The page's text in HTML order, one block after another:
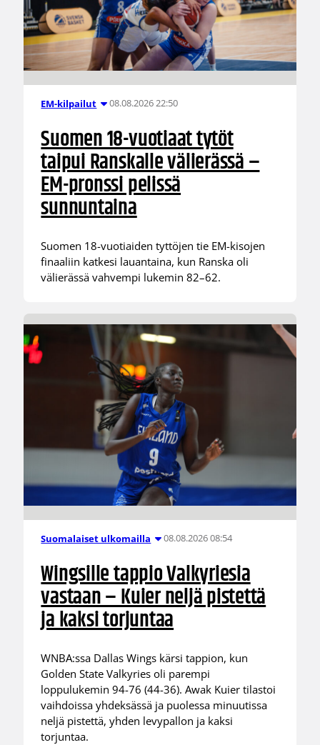
EM-kilpailut 08.08.2026 22:50
Suomen 18-vuotiaat tytöt
taipui Ranskalle välierässä –
EM-pronssi pelissä
sunnuntaina
Suomen 18-vuotiaiden tyttöjen tie EM-kisojen
finaaliin katkesi lauantaina, kun Ranska oli
välierässä vahvempi lukemin 82–62.
Suomalaiset ulkomailla 08.08.2026 08:54
Wingsille tappio Valkyriesia
vastaan – Kuier neljä pistettä
ja kaksi torjuntaa
WNBA:ssa Dallas Wings kärsi tappion, kun
Golden State Valkyries oli parempi
loppulukemin 94-76 (44-36). Awak Kuier tilastoi
vaihdoissa yhdeksässä ja puolessa minuutissa
neljä pistettä, yhden levypallon ja kaksi
torjuntaa.